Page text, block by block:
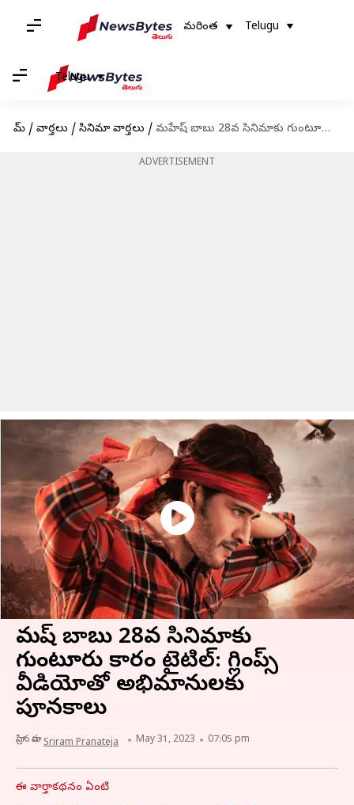
మరింత Telugu
Telugu
హోమ్ / వార్తలు / సినిమా వార్తలు / మహేష్ బాబు 28వ సినిమాకు గుంటూరు కారం టైటిల్: గ్లింప్స్ వీడియోతో అభిమానులకు పూనకాలు
ADVERTISEMENT
మహేష్ బాబు 28వ సినిమాకు
గుంటూరు కారం టైటిల్: గ్లింప్స్
వీడియోతో అభిమానులకు
పూనకాలు
వ్రాసిన వారు Sriram Pranateja May 31, 2023 07:05 pm
ఈ వార్తాకథనం ఏంటి